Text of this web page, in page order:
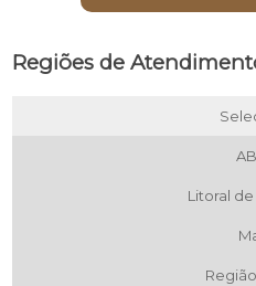
Regiões de
Litoral